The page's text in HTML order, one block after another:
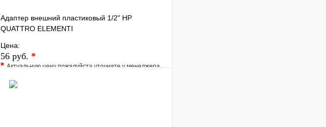
Адаптер внешний пластиковый 1/2" НР
QUATTRO ELEMENTI
Цена:
56 руб. *
*Актуальную цену пожалуйста уточните у менеджера
В избранное